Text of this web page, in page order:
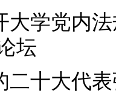
大学党内
坛
二十大代